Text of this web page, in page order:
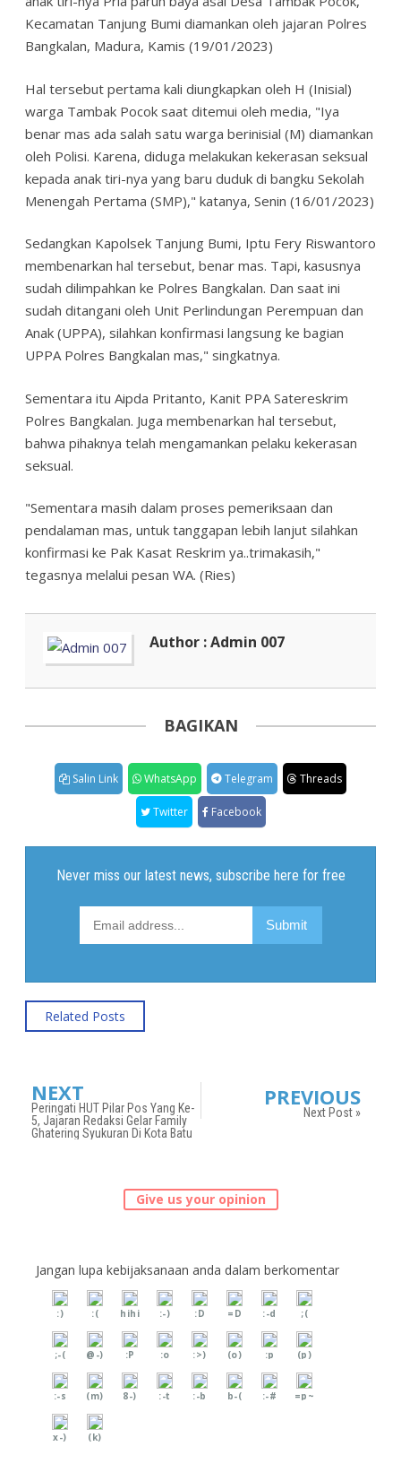
Kecamatan Tanjung Bumi diamankan oleh jajaran Polres
Bangkalan, Madura, Kamis (19/01/2023)
Hal tersebut pertama kali diungkapkan oleh H (Inisial)
warga Tambak Pocok saat ditemui oleh media, "Iya
benar mas ada salah satu warga berinisial (M) diamankan
oleh Polisi. Karena, diduga melakukan kekerasan seksual
kepada anak tiri-nya yang baru duduk di bangku Sekolah
Menengah Pertama (SMP)," katanya, Senin (16/01/2023)
Sedangkan Kapolsek Tanjung Bumi, Iptu Fery Riswantoro
membenarkan hal tersebut, benar mas. Tapi, kasusnya
sudah dilimpahkan ke Polres Bangkalan. Dan saat ini
sudah ditangani oleh Unit Perlindungan Perempuan dan
Anak (UPPA), silahkan konfirmasi langsung ke bagian
UPPA Polres Bangkalan mas," singkatnya.
Sementara itu Aipda Pritanto, Kanit PPA Satereskrim
Polres Bangkalan. Juga membenarkan hal tersebut,
bahwa pihaknya telah mengamankan pelaku kekerasan
seksual.
"Sementara masih dalam proses pemeriksaan dan
pendalaman mas, untuk tanggapan lebih lanjut silahkan
konfirmasi ke Pak Kasat Reskrim ya..trimakasih,"
tegasnya melalui pesan WA. (Ries)
Author : Admin 007
BAGIKAN
Salin Link WhatsApp Telegram Threads
Twitter Facebook
Related Posts
NEXT
Peringati HUT Pilar Pos Yang Ke-
5, Jajaran Redaksi Gelar Family
Ghatering Syukuran Di Kota Batu
PREVIOUS
Next Post »
Give us your opinion
Jangan lupa kebijaksanaan anda dalam berkomentar
:) :( hihi :-) :D =D :-d ;(
;-( @-) :P :o :>) (o) :p (p)
:-s (m) 8-) :-t :-b b-( :-# =p~
x-) (k)